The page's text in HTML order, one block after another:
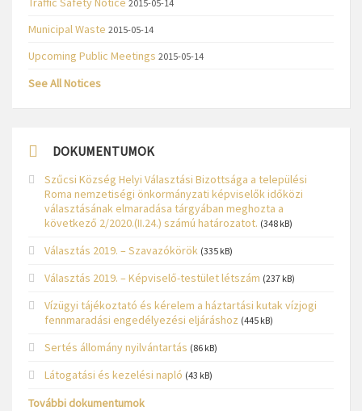
2015-05-14
Municipal Waste 2015-05-14
Upcoming Public Meetings 2015-05-14
See All Notices
DOKUMENTUMOK
Szűcsi Község Helyi Választási Bizottsága a települési
Roma nemzetiségi önkormányzati képviselők időközi
választásának elmaradása tárgyában meghozta a
következő 2/2020.(II.24.) számú határozatot. (348 kB)
Választás 2019. – Szavazókörök (335 kB)
Választás 2019. – Képviselő-testület létszám (237 kB)
Vízügyi tájékoztató és kérelem a háztartási kutak vízjogi
fennmaradási engedélyezési eljáráshoz (445 kB)
Sertés állomány nyilvántartás (86 kB)
Látogatási és kezelési napló (43 kB)
További dokumentumok